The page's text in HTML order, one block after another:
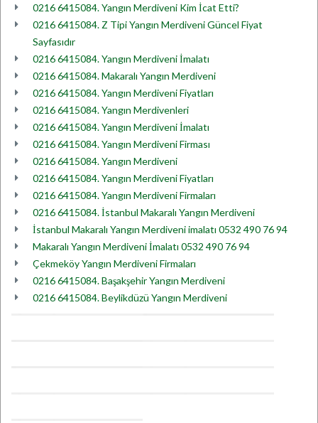
0216 6415084. Yangın Merdiveni Kim İcat Etti?
0216 6415084. Z Tipi Yangın Merdiveni Güncel Fiyat
Sayfasıdır
0216 6415084. Yangın Merdiveni İmalatı
0216 6415084. Makaralı Yangın Merdiveni
0216 6415084. Yangın Merdiveni Fiyatları
0216 6415084. Yangın Merdivenleri
0216 6415084. Yangın Merdiveni İmalatı
0216 6415084. Yangın Merdiveni Firması
0216 6415084. Yangın Merdiveni
0216 6415084. Yangın Merdiveni Fiyatları
0216 6415084. Yangın Merdiveni Firmaları
0216 6415084. İstanbul Makaralı Yangın Merdiveni
İstanbul Makaralı Yangın Merdiveni imalatı 0532 490 76 94
Makaralı Yangın Merdiveni İmalatı 0532 490 76 94
Çekmeköy Yangın Merdiveni Firmaları
0216 6415084. Başakşehir Yangın Merdiveni
0216 6415084. Beylikdüzü Yangın Merdiveni